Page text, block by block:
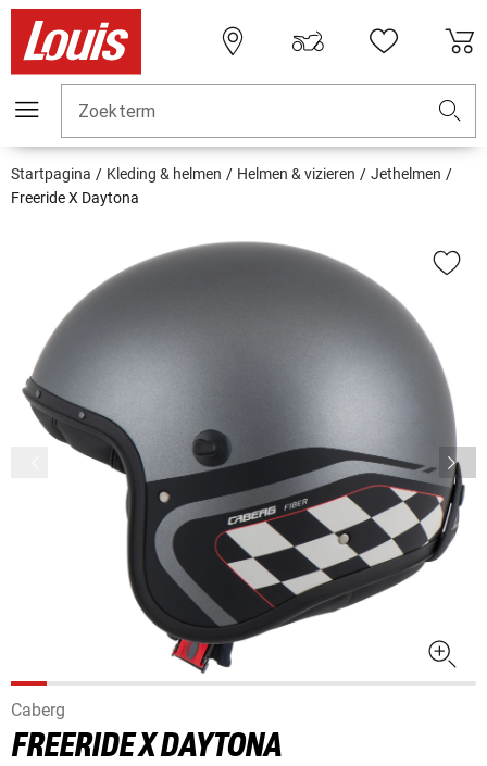
Zoekterm
Startpagina Kleding & helmen Helmen & vizieren
Jethelmen
Freeride X Daytona
Caberg
FREERIDE X DAYTONA